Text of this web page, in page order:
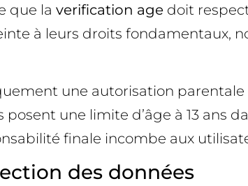
que la verification age doit
à leurs droits fondamentaux,
une autorisation
une limite d’âge à 13 ans
finale incombe aux
des données